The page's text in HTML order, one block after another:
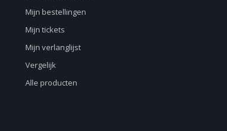
Mijn bestellingen
Mijn tickets
Mijn verlanglijst
Vergelijk
Alle producten